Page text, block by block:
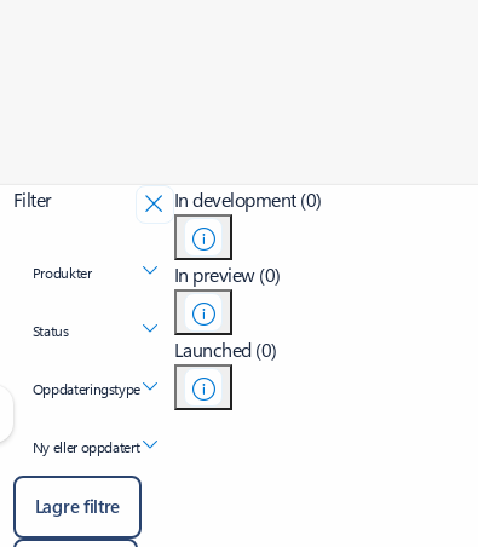
Filter
Produkter
Status
Oppdateringstype
Ny eller oppdatert
Lagre filtre
In development (0)
In preview (0)
Launched (0)